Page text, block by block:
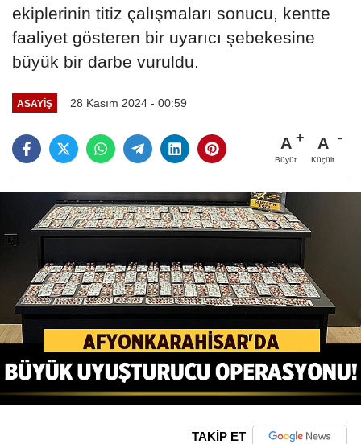
ekiplerinin titiz çalışmaları sonucu, kentte
faaliyet gösteren bir uyarıcı şebekesine
büyük bir darbe vuruldu.
ASAYIŞ 28 Kasım 2024 - 00:59
A
Büyüt
A
Küçült
TAKİP ET